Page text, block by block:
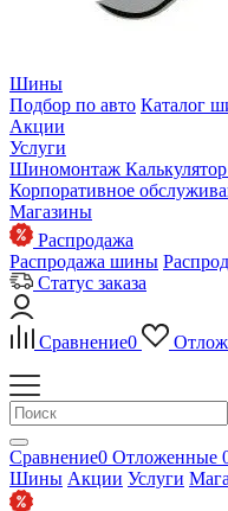
Шины
Подбор по авто Каталог
Акции
Услуги
Шиномонтаж
Корпоративное
Магазины
Распродажа
Распродажа шины
Статус заказа
Сравнение0
Сравнение0 Отложенные
Шины Акции Услуги